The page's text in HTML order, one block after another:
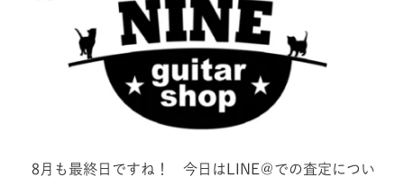
8月も最終日ですね！ 今日はLINE＠での査定につい